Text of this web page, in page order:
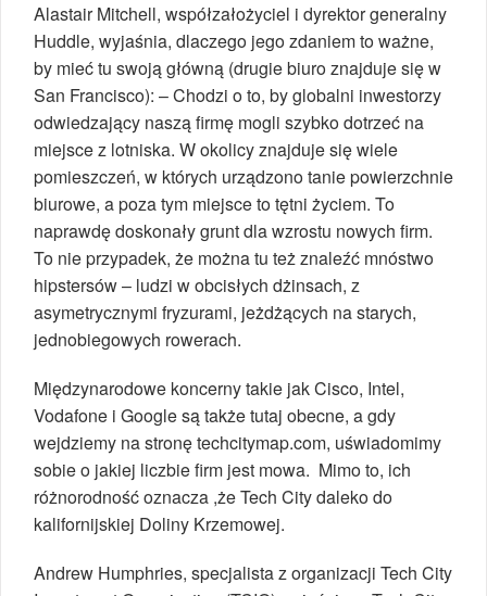
Alastair Mitchell, współzałożyciel i dyrektor generalny
Huddle, wyjaśnia, dlaczego jego zdaniem to ważne,
by mieć tu swoją główną (drugie biuro znajduje się w
San Francisco): – Chodzi o to, by globalni inwestorzy
odwiedzający naszą firmę mogli szybko dotrzeć na
miejsce z lotniska. W okolicy znajduje się wiele
pomieszczeń, w których urządzono tanie powierzchnie
biurowe, a poza tym miejsce to tętni życiem. To
naprawdę doskonały grunt dla wzrostu nowych firm.
To nie przypadek, że można tu też znaleźć mnóstwo
hipstersów – ludzi w obcisłych dżinsach, z
asymetrycznymi fryzurami, jeżdżących na starych,
jednobiegowych rowerach.
Międzynarodowe koncerny takie jak Cisco, Intel,
Vodafone i Google są także tutaj obecne, a gdy
wejdziemy na stronę techcitymap.com, uświadomimy
sobie o jakiej liczbie firm jest mowa. Mimo to, ich
różnorodność oznacza ,że Tech City daleko do
kalifornijskiej Doliny Krzemowej.
Andrew Humphries, specjalista z organizacji Tech City